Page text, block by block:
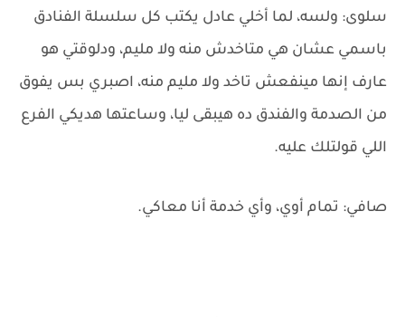
سلوى: ولسه، لما أخلي عادل يكتب كل سلسلة الفنادق
باسمي عشان هي متاخدش منه ولا مليم، ودلوقتي هو
عارف إنها مينفعش تاخد ولا مليم منه، اصبري بس يفوق
من الصدمة والفندق ده هيبقى ليا، وساعتها هديكي الفرع
اللي قولتلك عليه.
صافي: تمام أوي، وأي خدمة أنا معاكي.